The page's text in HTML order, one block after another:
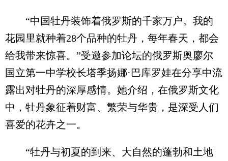
“中国牡丹装饰着俄罗斯的千家万户。我的
花园里就种着28个品种的牡丹，每年春天，都会
给我带来惊喜。”受邀参加论坛的俄罗斯奥廖尔
国立第一中学校长塔季扬娜·巴库罗娃在分享中流
露出对牡丹的深厚感情。她介绍，在俄罗斯文化
中，牡丹象征着财富、繁荣与华贵，是深受人们
喜爱的花卉之一。
“牡丹与初夏的到来、大自然的蓬勃和土地